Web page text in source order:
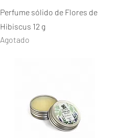
Vista rápida
Perfume sólido de Flores de
Hibiscus 12 g
Agotado